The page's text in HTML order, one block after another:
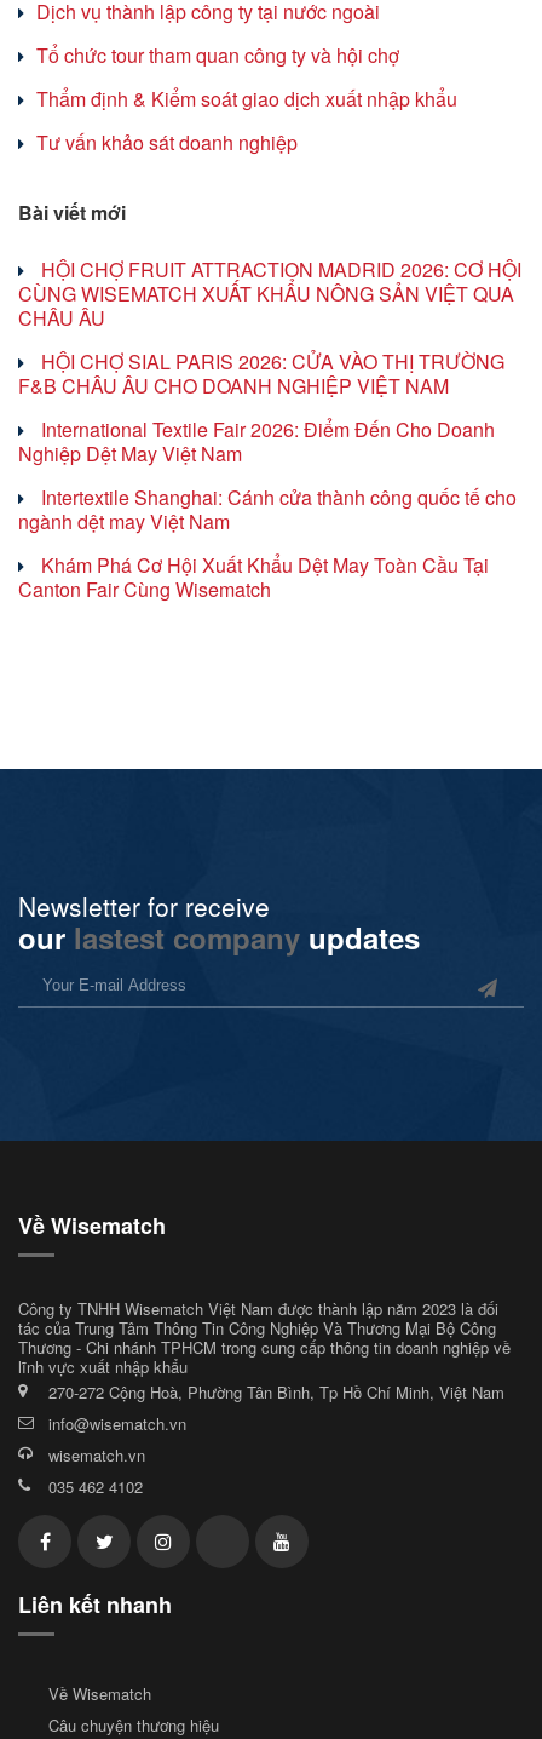
Dịch vụ thành lập công ty tại nước ngoài
Tổ chức tour tham quan công ty và hội chợ
Thẩm định & Kiểm soát giao dịch xuất nhập khẩu
Tư vấn khảo sát doanh nghiệp
Bài viết mới
HỘI CHỢ FRUIT ATTRACTION MADRID 2026: CƠ HỘI
CÙNG WISEMATCH XUẤT KHẨU NÔNG SẢN VIỆT QUA
CHÂU ÂU
HỘI CHỢ SIAL PARIS 2026: CỬA VÀO THỊ TRƯỜNG
F&B CHÂU ÂU CHO DOANH NGHIỆP VIỆT NAM
International Textile Fair 2026: Điểm Đến Cho Doanh
Nghiệp Dệt May Việt Nam
Intertextile Shanghai: Cánh cửa thành công quốc tế cho
ngành dệt may Việt Nam
Khám Phá Cơ Hội Xuất Khẩu Dệt May Toàn Cầu Tại
Canton Fair Cùng Wisematch
Newsletter for receive
our lastest company updates
Về Wisematch
Công ty TNHH Wisematch Việt Nam được thành lập năm 2023 là đối
tác của Trung Tâm Thông Tin Công Nghiệp Và Thương Mại Bộ Công
Thương - Chi nhánh TPHCM trong cung cấp thông tin doanh nghiệp về
lĩnh vực xuất nhập khẩu
270-272 Cộng Hoà, Phường Tân Bình, Tp Hồ Chí Minh, Việt Nam
info@wisematch.vn
wisematch.vn
035 462 4102
Liên kết nhanh
Về Wisematch
Câu chuyện thương hiệu